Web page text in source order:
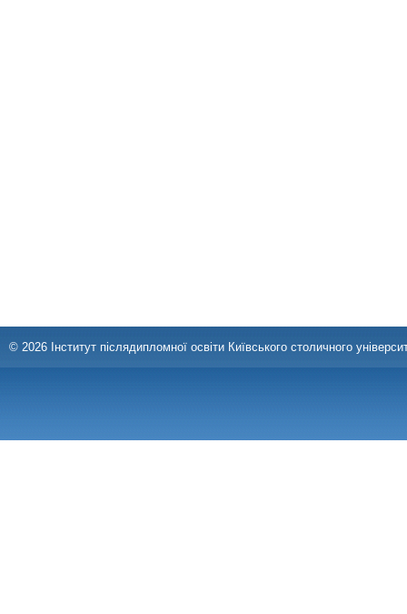
© 2026 Інститут післядипломної освіти Київського столичного